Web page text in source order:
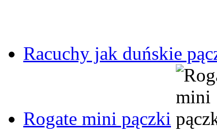
Racuchy jak duńskie
Rogate mini pączki